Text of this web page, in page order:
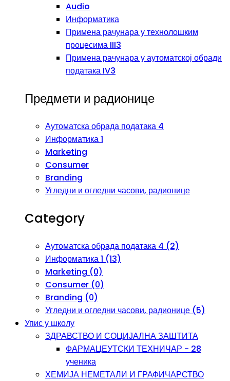
Audio
Информатика
Примена рачунара у технолошким
процесима III3
Примена рачунара у аутоматској обради
података IV3
Предмети и радионице
Аутоматска обрада података 4
Информатика 1
Marketing
Consumer
Branding
Угледни и огледни часови, радионице
Category
Аутоматска обрада података 4 (2)
Информатика 1 (13)
Marketing (0)
Consumer (0)
Branding (0)
Угледни и огледни часови, радионице (5)
Упис у школу
ЗДРАВСТВО И СОЦИЈАЛНА ЗАШТИТА
ФАРМАЦЕУТСКИ ТЕХНИЧАР - 28
ученика
ХЕМИЈА НЕМЕТАЛИ И ГРАФИЧАРСТВО